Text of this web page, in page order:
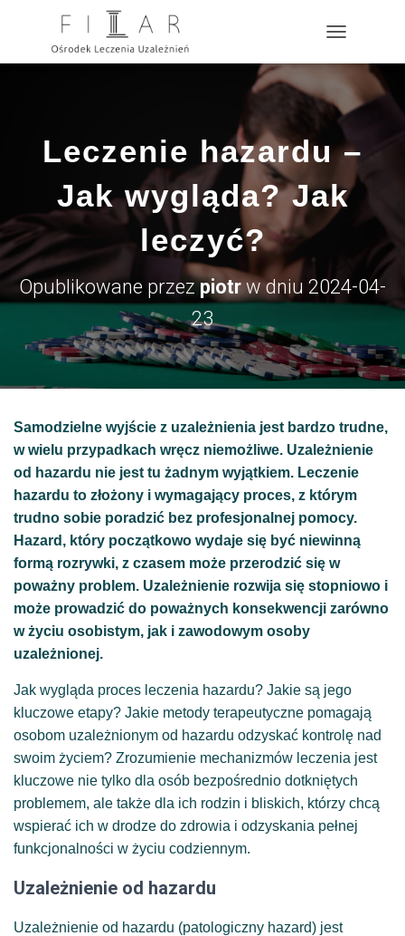
R
Ł
C
N
A
W
C
J
Leczenie hazardu –
Jak wygląda? Jak
leczyć?
Opublikowane przezpiotr w dniu 2024-04-
23
Samodzielne wyjście z uzależnienia jest bardzo trudne,
w wielu przypadkach wręcz niemożliwe. Uzależnienie
od hazardu nie jest tu żadnym wyjątkiem. Leczenie
hazardu to złożony i wymagający proces, z którym
trudno sobie poradzić bez profesjonalnej pomocy.
Hazard, który początkowo wydaje się być niewinną
formą rozrywki, z czasem może przerodzić się w
poważny problem. Uzależnienie rozwija się stopniowo i
może prowadzić do poważnych konsekwencji zarówno
w życiu osobistym, jak i zawodowym osoby
uzależnionej.
Jak wygląda proces leczenia hazardu? Jakie są jego
kluczowe etapy? Jakie metody terapeutyczne pomagają
osobom uzależnionym od hazardu odzyskać kontrolę nad
swoim życiem? Zrozumienie mechanizmów leczenia jest
kluczowe nie tylko dla osób bezpośrednio dotkniętych
problemem, ale także dla ich rodzin i bliskich, którzy chcą
wspierać ich w drodze do zdrowia i odzyskania pełnej
funkcjonalności w życiu codziennym.
Uzależnienie od hazardu
Uzależnienie od hazardu (patologiczny hazard) jest